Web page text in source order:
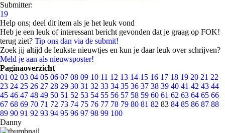
Submitter:
19
Help ons; deel dit item als je het leuk vond
Heb je een leuk of interessant bericht gevonden dat je graag op FOK!
terug ziet? Tip ons dan via de submit!
Zoek jij altijd de leukste nieuwtjes en kun je daar leuk over schrijven?
Meld je aan als nieuwsposter!
Paginaoverzicht
01 02 03 04 05 06 07 08 09 10 11 12 13 14 15 16 17 18 19 20 21 22
23 24 25 26 27 28 29 30 31 32 33 34 35 36 37 38 39 40 41 42 43 44
45 46 47 48 49 50 51 52 53 54 55 56 57 58 59 60 61 62 63 64 65 66
67 68 69 70 71 72 73 74 75 76 77 78 79 80 81 82 83 84 85 86 87 88
89 90 91 92 93 94 95 96 97 98 99 100
Danny